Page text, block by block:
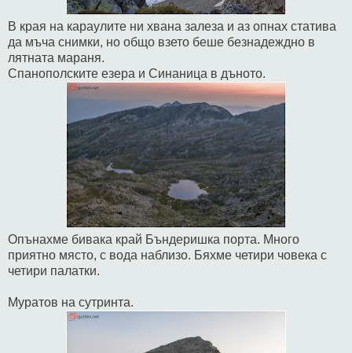
В края на караулите ни хвана залеза и аз опнах статива
да мъча снимки, но общо взето беше безнадеждно в
лятната мараня.
Спанополските езера и Синаница в дъното.
Опънахме бивака край Бъндеришка порта. Много
приятно място, с вода наблизо. Бяхме четири човека с
четири палатки.
Муратов на сутринта.